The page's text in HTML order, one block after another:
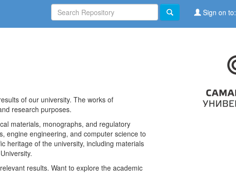
Sign on to:
of our university. The works of
research purposes.
materials, monographs, and regulatory
engine engineering, and computer science to
heritage of the university, including materials
results. Want to explore the academic